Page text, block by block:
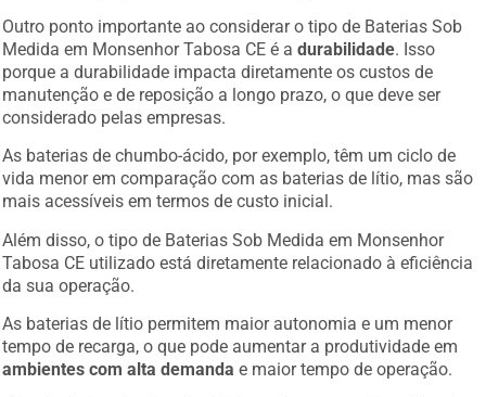
Outro ponto importante ao considerar o tipo de Baterias Sob
Medida em Monsenhor Tabosa CE é adurabilidade. Isso
porque a durabilidade impacta diretamente os custos de
manutenção e de reposição a longo prazo, o que deve ser
considerado pelas empresas.
As baterias de chumbo-ácido, por exemplo, têm um ciclo de
vida menor em comparação com as baterias de lítio, mas são
mais acessíveis em termos de custo inicial.
Além disso, o tipo de Baterias Sob Medida em Monsenhor
Tabosa CE utilizado está diretamente relacionado à eficiência
da sua operação.
As baterias de lítio permitem maior autonomia e um menor
tempo de recarga, o que pode aumentar a produtividade em
ambientes com alta demanda e maior tempo de operação.